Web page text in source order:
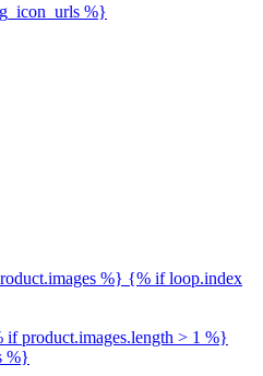
%}
%} {% if loop.index
product.images.length > 1 %}
%}